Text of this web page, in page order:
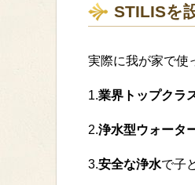
STILISを
実際に我が家で使
1.業界トップクラ
2.浄水型ウォータ
3.安全な浄水で子